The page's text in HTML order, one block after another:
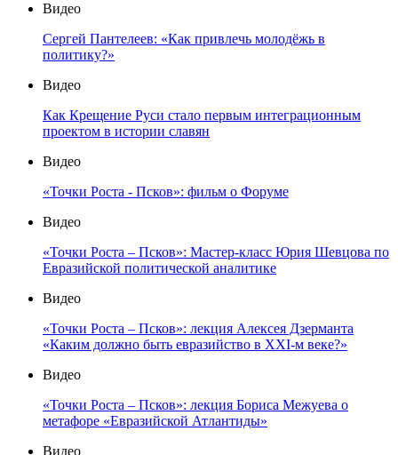
Видео
Сергей Пантелеев: «Как привлечь молодёжь в
политику?»
Видео
Как Крещение Руси стало первым интеграционным
проектом в истории славян
Видео
«Точки Роста - Псков»: фильм о Форуме
Видео
«Точки Роста – Псков»: Мастер-класс Юрия Шевцова по
Евразийской политической аналитике
Видео
«Точки Роста – Псков»: лекция Алексея Дзерманта
«Каким должно быть евразийство в XXI-м веке?»
Видео
«Точки Роста – Псков»: лекция Бориса Межуева о
метафоре «Евразийской Атлантиды»
Видео